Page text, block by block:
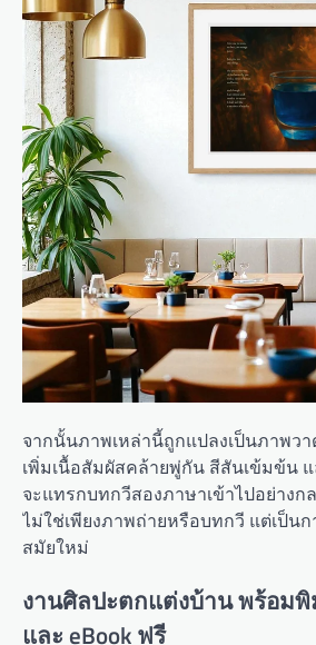
จากนั้นภาพเหล่านี้ถูกแปลงเป็นภาพว
เพิ่มเนื้อสัมผัสคล้ายพู่กัน สีสันเข้มข้น
จะแทรกบทกวีสองภาษาเข้าไปอย่าง
ไม่ใช่เพียงภาพถ่ายหรือบทกวี แต่เป็นก
สมัยใหม่
งานศิลปะตกแต่งบ้าน พร้อม
และ eBook ฟรี